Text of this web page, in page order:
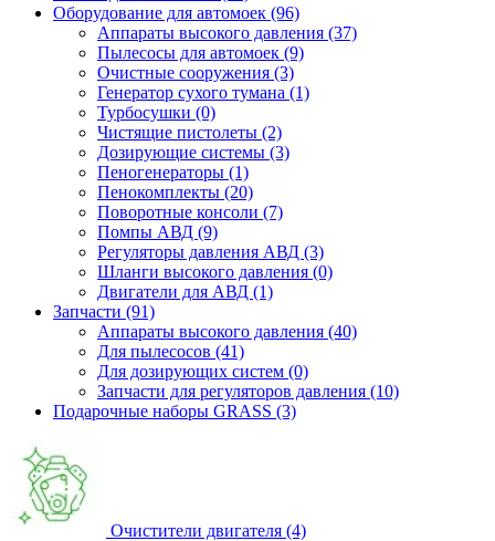
Оборудование для автомоек (96)
Аппараты высокого давления (37)
Пылесосы для автомоек (9)
Очистные сооружения (3)
Генератор сухого тумана (1)
Турбосушки (0)
Чистящие пистолеты (2)
Дозирующие системы (3)
Пеногенераторы (1)
Пенокомплекты (20)
Поворотные консоли (7)
Помпы АВД (9)
Регуляторы давления АВД (3)
Шланги высокого давления (0)
Двигатели для АВД (1)
Запчасти (91)
Аппараты высокого давления (40)
Для пылесосов (41)
Для дозирующих систем (0)
Запчасти для регуляторов давления (10)
Подарочные наборы GRASS (3)
Очистители двигателя (4)